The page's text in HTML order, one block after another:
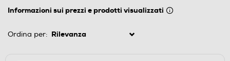
Informazioni sui prezzi e prodotti visualizzati
Ordina per: